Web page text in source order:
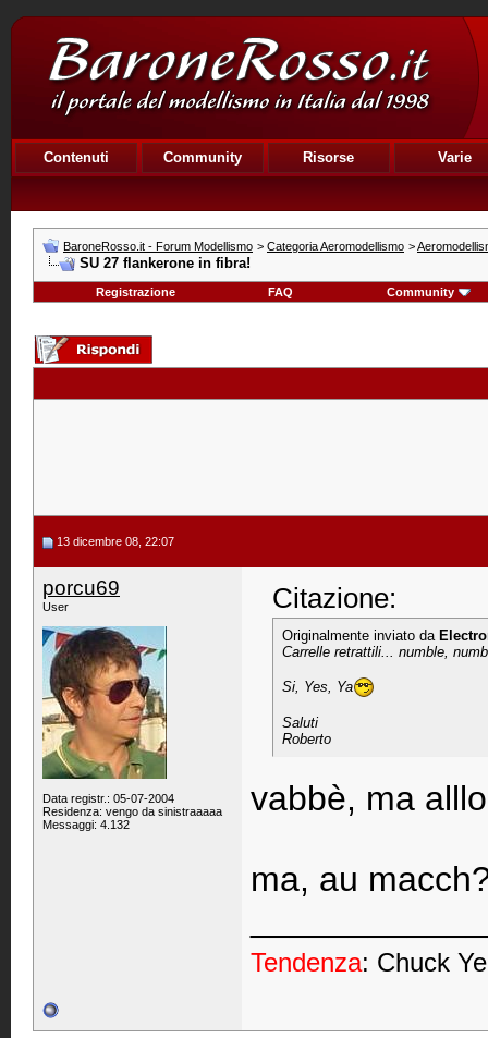
Contenuti Community Risorse Varie
BaroneRosso.it - Forum Modellismo > Categoria Aeromodellismo >
SU 27 flankerone in fibra!
Registrazione FAQ Community
13 dicembre 08, 22:07
porcu69
User
Data registr.: 05-07-2004
Residenza: vengo da sinistraaaaa
Messaggi: 4.132
Citazione:
Originalmente inviato da
Carrelle retrattili... numble,
Si, Yes, Ya
Saluti
Roberto
vabbè, ma
ma, au
Tendenza: Chuck